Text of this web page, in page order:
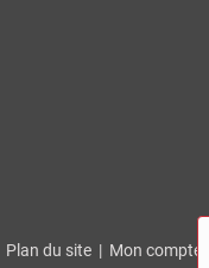
Plan du site| Mon compte